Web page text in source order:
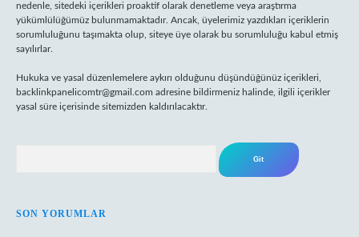
nedenle, sitedeki içerikleri proaktif olarak denetleme veya araştırma
yükümlülüğümüz bulunmamaktadır. Ancak, üyelerimiz yazdıkları içeriklerin
sorumluluğunu taşımakta olup, siteye üye olarak bu sorumluluğu kabul etmiş
sayılırlar.
Hukuka ve yasal düzenlemelere aykırı olduğunu düşündüğünüz içerikleri,
backlinkpanelicomtr@gmail.com adresine bildirmeniz halinde, ilgili içerikler
yasal süre içerisinde sitemizden kaldırılacaktır.
SON YORUMLAR